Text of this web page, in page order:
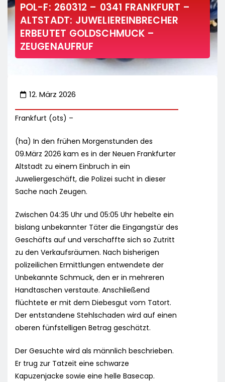
POL-F: 260312 – 0341 FRANKFURT –
ALTSTADT: JUWELIEREINBRECHER
ERBEUTET GOLDSCHMUCK –
ZEUGENAUFRUF
12. März 2026
Frankfurt (ots) –
(ha) In den frühen Morgenstunden des
09.März 2026 kam es in der Neuen Frankfurter
Altstadt zu einem Einbruch in ein
Juweliergeschäft, die Polizei sucht in dieser
Sache nach Zeugen.
Zwischen 04:35 Uhr und 05:05 Uhr hebelte ein
bislang unbekannter Täter die Eingangstür des
Geschäfts auf und verschaffte sich so Zutritt
zu den Verkaufsräumen. Nach bisherigen
polizeilichen Ermittlungen entwendete der
Unbekannte Schmuck, den er in mehreren
Handtaschen verstaute. Anschließend
flüchtete er mit dem Diebesgut vom Tatort.
Der entstandene Stehlschaden wird auf einen
oberen fünfstelligen Betrag geschätzt.
Der Gesuchte wird als männlich beschrieben.
Er trug zur Tatzeit eine schwarze
Kapuzenjacke sowie eine helle Basecap.